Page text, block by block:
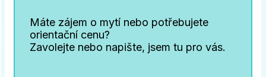
Máte zájem o mytí nebo potřebujete
orientační cenu?
Zavolejte nebo napište, jsem tu pro vás.